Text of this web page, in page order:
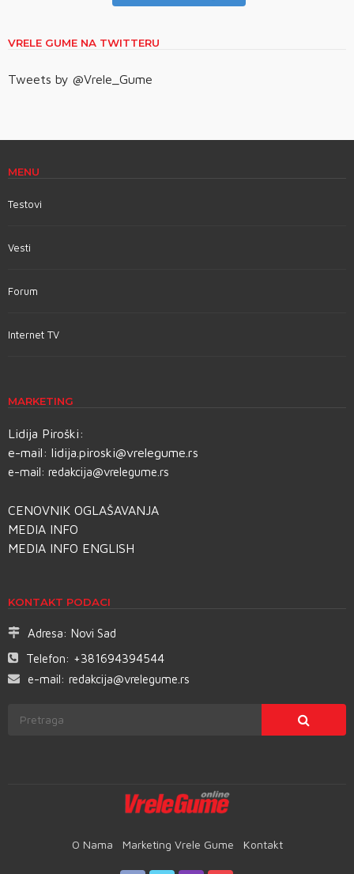
VRELE GUME NA TWITTERU
Tweets by @Vrele_Gume
MENU
Testovi
Vesti
Forum
Internet TV
MARKETING
Lidija Piroški:
e-mail: lidija.piroski@vrelegume.rs
e-mail: redakcija@vrelegume.rs
CENOVNIK OGLAŠAVANJA
MEDIA INFO
MEDIA INFO ENGLISH
KONTAKT PODACI
Adresa: Novi Sad
Telefon: +381694394544
e-mail: redakcija@vrelegume.rs
O Nama Marketing Vrele Gume Kontakt